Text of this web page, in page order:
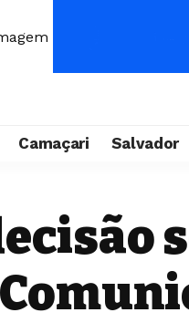
Camaçari Salvador